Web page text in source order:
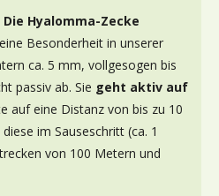
Hyalomma-Zecke
Besonderheit in unserer
ca. 5 mm, vollgesogen bis
passiv ab. Sie geht aktiv auf
auf eine Distanz von bis zu 10
im Sauseschritt (ca. 1
von 100 Metern und